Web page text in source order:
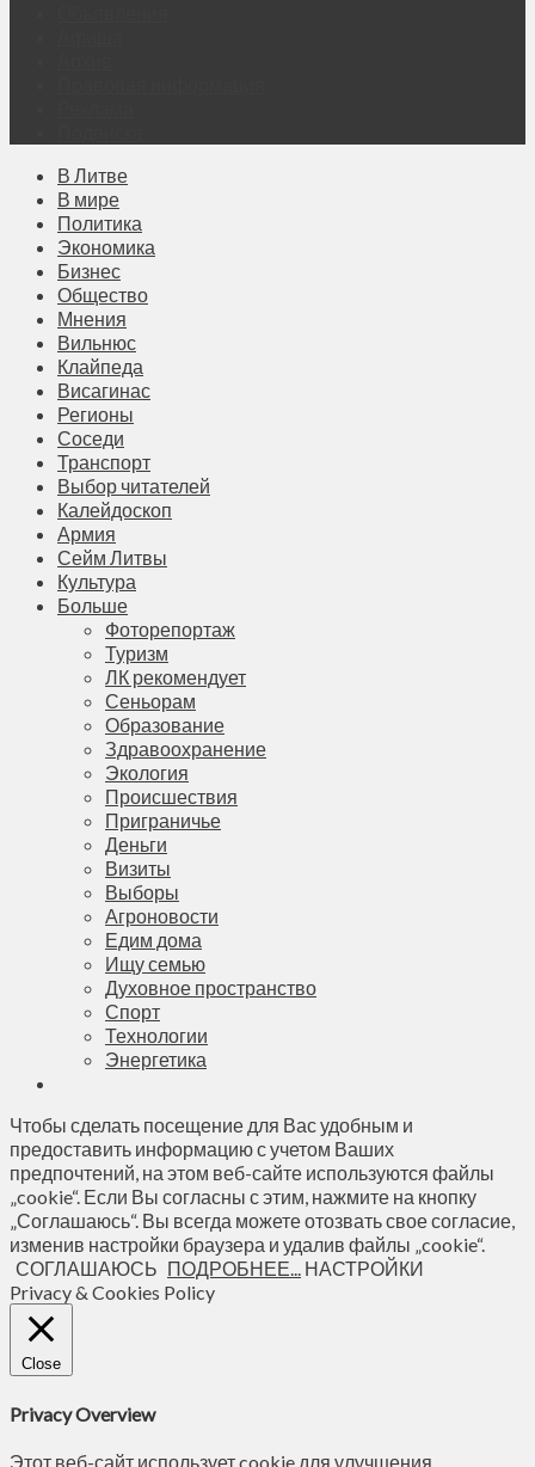
В Литве
В мире
Политика
Экономика
Бизнес
Общество
Мнения
Вильнюс
Клайпеда
Висагинас
Регионы
Соседи
Транспорт
Выбор читателей
Калейдоскоп
Армия
Сейм Литвы
Культура
Больше
Фоторепортаж
Туризм
ЛК рекомендует
Сеньорам
Образование
Здравоохранение
Экология
Происшествия
Приграничье
Деньги
Визиты
Выборы
Агроновости
Едим дома
Ищу семью
Духовное пространство
Спорт
Технологии
Энергетика
Чтобы сделать посещение для Вас удобным и
предоставить информацию с учетом Ваших
предпочтений, на этом веб-сайте используются файлы
„cookie“. Если Вы согласны с этим, нажмите на кнопку
„Соглашаюсь“. Вы всегда можете отозвать свое согласие,
изменив настройки браузера и удалив файлы „cookie“.
СОГЛАШАЮСЬ ПОДРОБНЕЕ... НАСТРОЙКИ
Privacy & Cookies Policy
Close
Privacy Overview
Этот веб-сайт использует cookie для улучшения